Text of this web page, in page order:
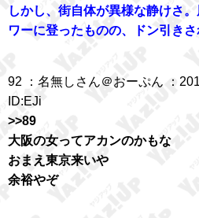
しかし、街自体が異様な静けさ
ワーに登ったものの、ドン引きさ
92 ：名無しさん＠おーぷん ：
ID:EJi
>>89
大阪の女ってアカンのかもな
おまえ東京来いや
余裕やぞ